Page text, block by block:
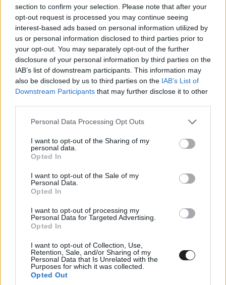
section to confirm your selection. Please note that after your
opt-out request is processed you may continue seeing
interest-based ads based on personal information utilized by
us or personal information disclosed to third parties prior to
your opt-out. You may separately opt-out of the further
disclosure of your personal information by third parties on the
IAB’s list of downstream participants. This information may
also be disclosed by us to third parties on the IAB’s List of
Downstream Participants that may further disclose it to other
Please note that this website/app uses one or more Google
not limited to your visit or usage behaviour. You may click to
grant or deny consent to Google and its third-party tags to
use your data for below specified purposes in below Google
consent section.
Personal Data Processing Opt Outs
I want to opt-out of the Sharing of my
personal data.
Opted In
I want to opt-out of the Sale of my
Personal Data.
Opted In
I want to opt-out of processing my
Personal Data for Targeted Advertising.
Opted In
I want to opt-out of Collection, Use,
Retention, Sale, and/or Sharing of my
Personal Data that Is Unrelated with the
Purposes for which it was collected.
Opted Out
entitásból szuperhőssé. Nem látjuk, hogyan próbál
megküzdeni a rá váró dolgokkal, milyen döntéseket hoz,
hogyan dolgozza fel a megrázkódtatásokat. Pedig
megjelenik a Mocsárlény egyik komoly ellensége, a
szerelmi szál is a szárnyait bontogatja, és akkor függöny
és vége. És ez nagyon fáj. Egy 10 részes prológust
kaptunk, az utolsó rész címe pedig Loose Ends, magyarul
Elvarratlan szálak.
elosztott szerkezetű sorozat, ami képes létrehozni azt a
bizonyos "hookot" a rétegelt karaktereivel, a különös
események sorával és a sejtelmes atmoszférájával. DE
is, akik ismerik a figura genezisét, még most jött volna.
Mocsárlény: A sorozat